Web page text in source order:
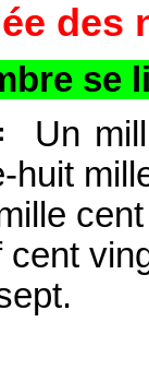
des
se
Un
huit
cent